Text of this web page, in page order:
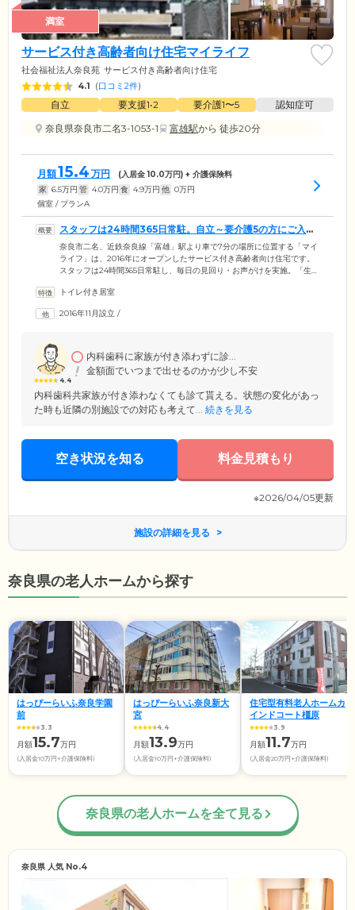
満室
サービス付き高齢者向け住宅マイライフ
社会福祉法人奈良苑 サービス付き高齢者向け住宅
4.1 (口コミ2件)
自立 要支援1•2 要介護1〜5
認知症可
奈良県奈良市二名3-1053-1
富雄駅から 徒歩20分
月額15.4 万円 (入居金10.0万円) + 介護保険料
家 6.5万円 管 4.0万円 食 4.9万円 他 0万円
個室 / プランA
スタッフは24時間365日常駐。自立～要介護5の方にご入居
いただけます
奈良市二名、近鉄奈良線「富雄」駅より車で7分の場所に位置する「マイ
ライフ」は、2016年にオープンしたサービス付き高齢者向け住宅です。
スタッフは24時間365日常駐し、毎日の見回り・お声がけを実施。「生活
要介護認定を受けた方まで、安心のサポート体制のもとで暮らしていた
談ください。経験豊富なスタッフが、お一人おひとりに最適なケアをご
ます。
トイレ付き居室
2016年11月設立 /
4.4
内科歯科に家族が付き添わずに診...
金額面でいつまで出せるのかが少し不安
内科歯科共家族が付き添わなくても診て貰える。状態の変化があっ
た時も近隣の別施設での対応も考えて... 続きを見る
空き状況を知る 料金見積もり
※2026/04/05更新
施設の詳細を見る
奈良県の老人ホームから探す
はっぴーらいふ奈良学園
前
3.3
月額15.7万円
(入居金10万円+介護保険料)
はっぴーらいふ奈良新大
宮
4.4
月額13.9万円
(入居金10万円+介護保険料)
住宅型有料老人ホームカ
インドコート橿原
3.9
月額11.7万円
(入居金20万円+介護保険料)
奈良県の老人ホームを全て見る
奈良県 人気 No.4